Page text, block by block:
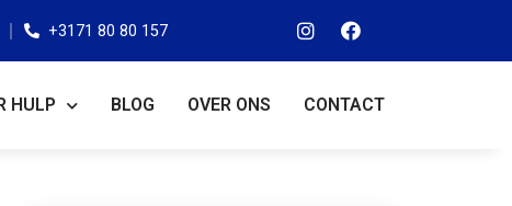
+3171 80 80 157
HULP BLOG OVER ONS CONTACT